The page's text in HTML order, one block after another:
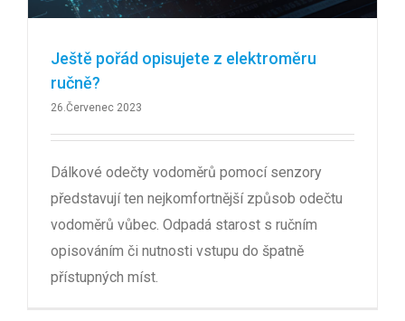
Ještě pořád opisujete z elektroměru
ručně?
26.Červenec 2023
Dálkové odečty vodoměrů pomocí senzory
představují ten nejkomfortnější způsob odečtu
vodoměrů vůbec. Odpadá starost s ručním
opisováním či nutnosti vstupu do špatně
přístupných míst.